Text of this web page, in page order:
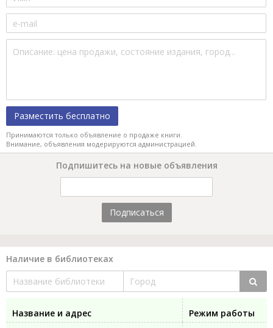
Разместить бесплатно
Принимаются только объявление о продаже книги.
Внимание, объявления модерируются администрацией.
Подпишитесь на новые объявления
Подписаться
Наличие в библиотеках
Название и адрес
Режим работы